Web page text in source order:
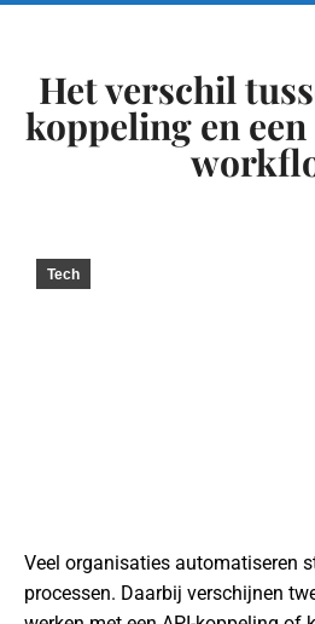
Het verschil
koppeling en
Tech
Veel organisaties automatiseren
processen. Daarbij verschijnen